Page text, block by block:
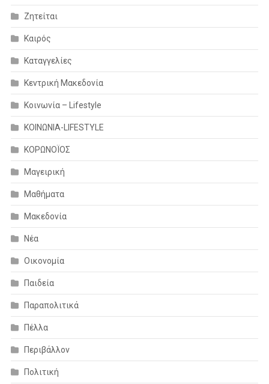
Ζητείται
Καιρός
Καταγγελίες
Κεντρική Μακεδονία
Κοινωνία – Lifestyle
ΚΟΙΝΩΝΙΑ-LIFESTYLE
ΚΟΡΩΝΟΪΟΣ
Μαγειρική
Μαθήματα
Μακεδονία
Νέα
Οικονομία
Παιδεία
Παραπολιτικά
Πέλλα
Περιβάλλον
Πολιτική